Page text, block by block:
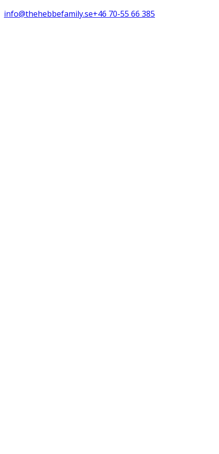
info@thehebbefamily.se+46 70-55 66 385